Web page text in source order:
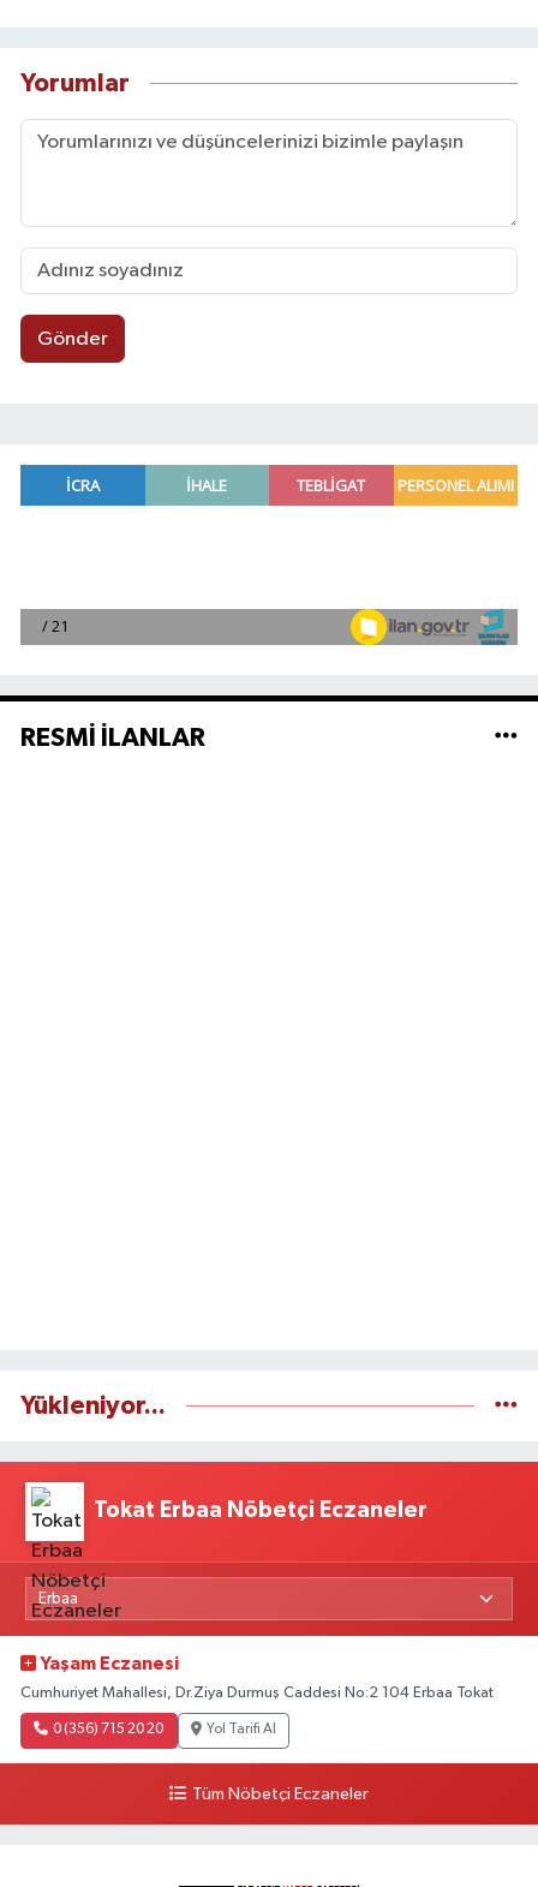
Yorumlar
Gönder
RESMİ İLANLAR
Yükleniyor...
Tokat Erbaa Nöbetçi Eczaneler
Yaşam Eczanesi
Cumhuriyet Mahallesi, Dr.Ziya Durmuş Caddesi No:2 104 Erbaa Tokat
0 (356) 715 20 20 Yol Tarifi Al
Tüm Nöbetçi Eczaneler